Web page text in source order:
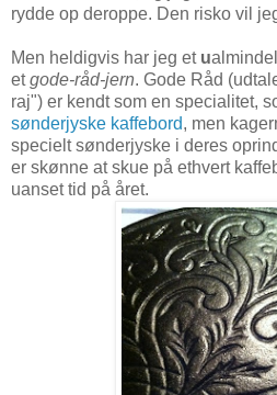
rydde op deroppe. Den risko vil
Men heldigvis har jeg et u
etgode-råd-jern. Gode Råd
raj") er kendt som en specialitet,
sønderjyske kaffebord, men
specielt sønderjyske i deres
er skønne at skue på ethvert
uanset tid på året.